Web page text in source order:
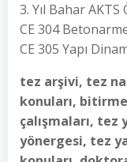
3. Yıl Bahar
CE 304
CE 305 Yapı
tez arşivi, tez
konuları,
çalışmaları, tez
yönergesi, tez